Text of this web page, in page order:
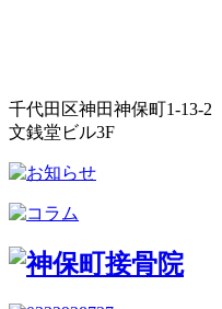
千代田区神田神保町1-13-2
文銭堂ビル3F